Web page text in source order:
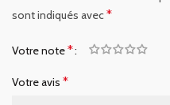
sont indiqués avec*
Votre note*
Votre avis *